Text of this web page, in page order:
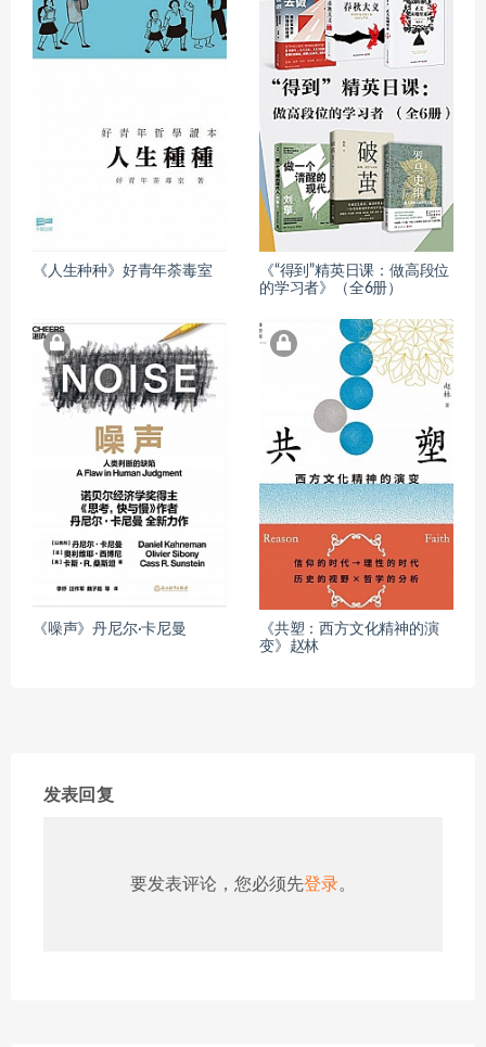
《人生种种》好青年荼毒室
《“得到”精英日课：做高段位
的学习者》（全6册）
《噪声》丹尼尔·卡尼曼
《共塑：西方文化精神的演
变》赵林
发表回复
要发表评论，您必须先登录。